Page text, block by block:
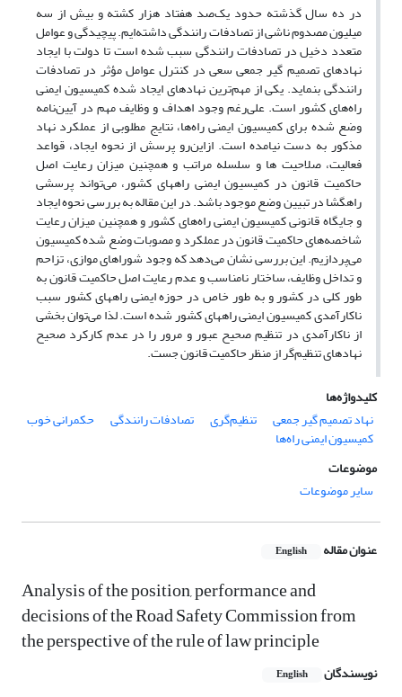
در ده سال گذشته حدود یک‌صد هفتاد هزار کشته و بیش از سه
میلیون مصدوم ناشی از تصادفات رانندگی داشته‌ایم. پیچیدگی و عوامل
متعدد دخیل در تصادفات رانندگی سبب شده است تا دولت با ایجاد
نهادهای تصمیم گیر جمعی سعی در کنترل عوامل مؤثر در تصادفات
رانندگی بنماید. یکی از مهم‌ترین نهادهای ایجاد شده کمیسیون ایمنی
راه‌های کشور است. علی‌رغم وجود اهداف و وظایف مهم در آیین‌نامه
وضع شده برای کمیسیون ایمنی راه‌ها، نتایج مطلوبی از عملکرد نهاد
مذکور به دست نیامده است. ازاین‌رو پرسش از نحوه ایجاد، قواعد
فعالیت، صلاحیت ها و سلسله مراتب و همچنین میزان رعایت اصل
حاکمیت قانون در کمیسیون ایمنی راههای کشور، می‌تواند پرسشی
راهگشا در تبیین وضع موجود باشد. در این مقاله به بررسی نحوه ایجاد
و جایگاه قانونی کمیسیون ایمنی راه‌های کشور و همچنین میزان رعایت
شاخصه‌های حاکمیت قانون در عملکرد و مصوبات وضع شده کمیسیون
می‌پردازیم. این بررسی نشان می‌دهد که وجود شوراهای موازی، تزاحم
و تداخل وظایف، ساختار نامناسب و عدم رعایت اصل حاکمیت قانون به
طور کلی در کشور و به طور خاص در حوزه ایمنی راههای کشور سبب
ناکارآمدی کمیسیون ایمنی راههای کشور شده است. لذا می‌توان بخشی
از ناکارآمدی در تنظیم صحیح عبور و مرور را در عدم کارکرد صحیح
نهادهای تنظیم‌گر از منظر حاکمیت قانون جست.
کلیدواژه‌ها
نهاد تصمیم گیر جمعی
تنظیم‌گری تصادفات رانندگی حکمرانی خوب
کمیسیون ایمنی راه‌ها
موضوعات
سایر موضوعات
عنوان مقاله English
Analysis of the position, performance and
decisions of the Road Safety Commission from
the perspective of the rule of law principle
نویسندگان English